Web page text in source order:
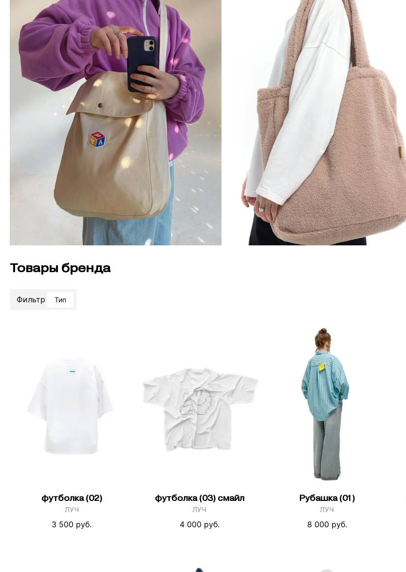
Товары бренда
Фильтр Тип
футболка (02)
ЛУЧ
3 500 руб.
футболка (03) смайл
ЛУЧ
4 000 руб.
Рубашка (01)
ЛУЧ
8 000 руб.